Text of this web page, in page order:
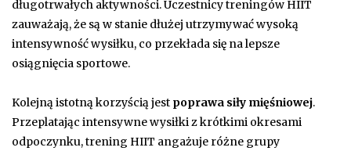
długotrwałych aktywności. Uczestnicy treningów HIIT
zauważają, że są w stanie dłużej utrzymywać wysoką
intensywność wysiłku, co przekłada się na lepsze
osiągnięcia sportowe.
Kolejną istotną korzyścią jest poprawa siły mięśniowej.
Przeplatając intensywne wysiłki z krótkimi okresami
odpoczynku, trening HIIT angażuje różne grupy